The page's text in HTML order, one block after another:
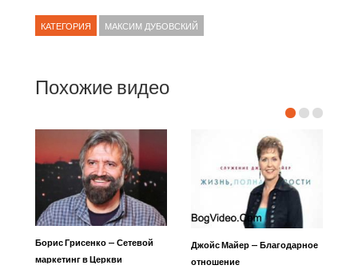
КАТЕГОРИЯ МАКСИМ ДУБОВСКИЙ
Похожие видео
Борис Грисенко — Сетевой
маркетинг в Церкви
Джойс Майер — Благодарное
отношение